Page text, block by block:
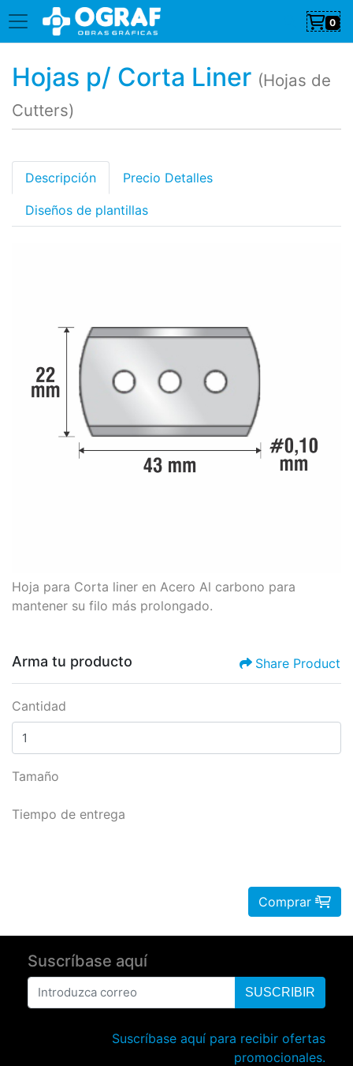
0
Hojas p/ Corta Liner (Hojas de
Cutters)
Descripción Precio Detalles
Diseños de plantillas
Hoja para Corta liner en Acero Al carbono para
mantener su filo más prolongado.
Arma tu producto Share Product
Cantidad
Tamaño
Tiempo de entrega
Comprar
Suscríbase aquí
SUSCRIBIR
Suscríbase aquí para recibir ofertas
promocionales.